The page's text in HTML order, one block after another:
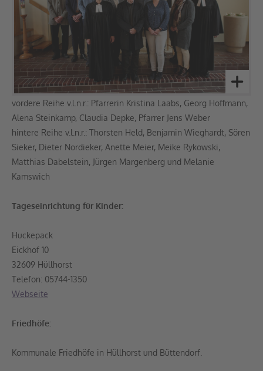
vordere Reihe v.l.n.r.: Pfarrerin Kristina Laabs, Georg Hoffmann,
Alena Steinkamp, Claudia Depke, Pfarrer Jens Weber
hintere Reihe v.l.n.r.: Thorsten Held, Benjamin Wieghardt, Sören
Sieker, Dieter Nordieker, Anette Meier, Meike Rykowski,
Matthias Dabelstein, Jürgen Margenberg und Melanie
Kamswich
Tageseinrichtung für Kinder:
Huckepack
Eickhof 10
32609 Hüllhorst
Telefon: 05744-1350
Webseite
Friedhöfe:
Kommunale Friedhöfe in Hüllhorst und Büttendorf.